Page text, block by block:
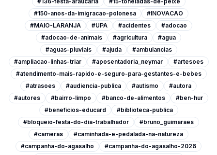
#150-anos-da-imigracao-polonesa
#INOVACAO
#MAIO-LARANJA
#UPA #acidentes
#adocao
#adocao-de-animais
#agricultura
#agua
#aguas-pluviais
#ajuda
#ambulancias
#ampliacao-linhas-triar
#aposentadoria_neymar
#artesoes
#atendimento-mais-rapido-e-seguro-para-gestantes-e-bebes
#atrasoes
#audiencia-publica #autismo
#autora
#autores
#bairro-limpo #banco-de-alimentos
#ben-hur
#beneficios-educard
#biblioteca-publica
#bloqueio-festa-do-dia-trabalhador
#bruno_guimaraes
#cameras
#caminhada-e-pedalada-na-natureza
#campanha-do-agasalho
#campanha-do-agasalho-2026